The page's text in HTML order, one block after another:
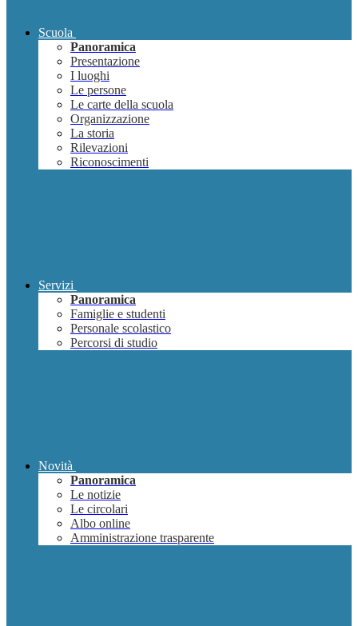
Scuola
Panoramica
Presentazione
I luoghi
Le persone
Le carte della scuola
Organizzazione
La storia
Rilevazioni
Riconoscimenti
Servizi
Panoramica
Famiglie e studenti
Personale scolastico
Percorsi di studio
Novità
Panoramica
Le notizie
Le circolari
Albo online
Amministrazione trasparente